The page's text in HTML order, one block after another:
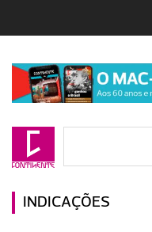
INDICAÇÕES